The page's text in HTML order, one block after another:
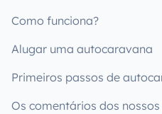
Como funciona?
Alugar uma autocaravana
Primeiros passos de
Os comentários dos